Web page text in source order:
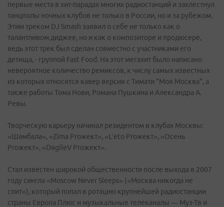
первые места в хит-парадах многих радиостанций и захлестнул
танцполы ночных клубов не только в России, но и за рубежом.
Этим треком DJ Smash заявил о себе не только как о
талантливом диджее, но и как о композиторе и продюсере,
ведь этот трек был сделан совместно с участниками его
детища, - группой Fast Food. На этот мегахит было написано
невероятное количество ремиксов, к числу самых известных
из которых относятся кавер версия с Тимати "Моя Москва", а
также работы Тома Нови, Романа Пушкина и Александра А.
Ревы.
Творческую карьеру начинал резидентом в клубах Москвы:
«Шамбала», «Zima Prожект», «L’eto Prожект», «Осень
Prожект», «DяgileV Prожект».
Стал известен широкой общественности после выхода в 2007
году сингла «Moscow Never Sleeps» («Москва никогда не
спит»), который попал в ротацию крупнейшей радиостанции
страны Европа Плюс и музыкальные телеканалы — Муз-Тв и